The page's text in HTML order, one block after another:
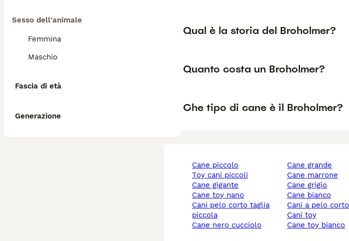
Sesso dell'animale
Femmina
Maschio
Fascia di età
Generazione
Qual è la storia del Broholmer?
Quanto costa un Broholmer?
Che tipo di cane è il Broholmer?
cane piccolo
toy cani piccoli
cane gigante
cane toy nano
cani pelo corto taglia
piccola
cane nero cucciolo
cane grande
cane marrone
cane grigio
cane bianco
cani a pelo corto
cani toy
cane toy bianco